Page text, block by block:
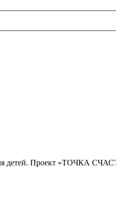
детей. Проект «ТОЧКА